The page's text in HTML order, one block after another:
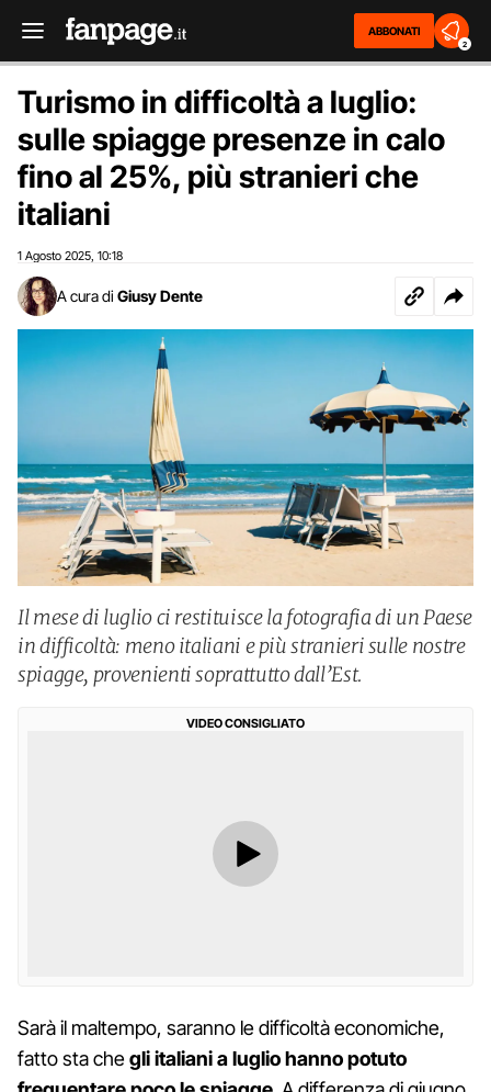
ABBONATI
2
Turismo in difficoltà a luglio:
sulle spiagge presenze in calo
fino al 25%, più stranieri che
italiani
1 Agosto 2025 10:18
A cura di Giusy Dente
Il mese di luglio ci restituisce la fotografia di un Paese
in difficoltà: meno italiani e più stranieri sulle nostre
spiagge, provenienti soprattutto dall’Est.
VIDEO CONSIGLIATO
Sarà il maltempo, saranno le difficoltà economiche,
fatto sta chegli italiani a luglio hanno potuto